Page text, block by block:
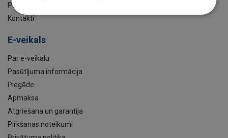
Par mums
Kontakti
E-veikals
Par e-veikalu
Pasūtījuma informācija
Piegāde
Apmaksa
Atgriešana un garantija
Pirkšanas noteikumi